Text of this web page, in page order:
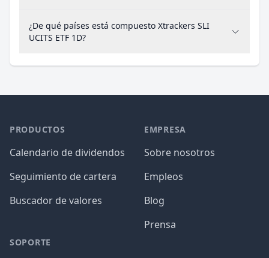
¿De qué países está compuesto Xtrackers SLI
UCITS ETF 1D?
PRODUCTOS
Calendario de dividendos
Seguimiento de cartera
Buscador de valores
SOPORTE
EMPRESA
Sobre nosotros
Empleos
Blog
Prensa